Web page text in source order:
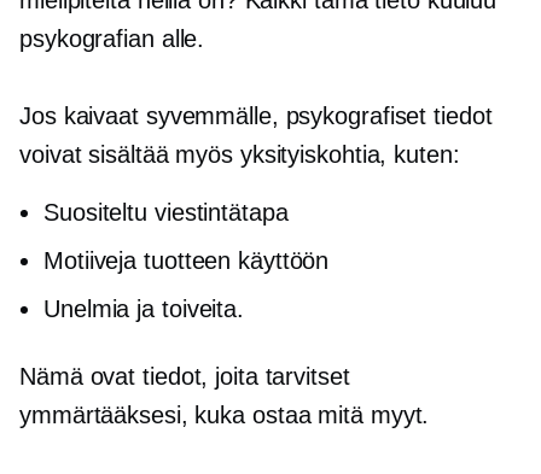
psykografian alle.
Jos kaivaat syvemmälle, psykografiset tiedot
voivat sisältää myös yksityiskohtia, kuten:
Suositeltu viestintätapa
Motiiveja tuotteen käyttöön
Unelmia ja toiveita.
Nämä ovat tiedot, joita tarvitset
ymmärtääksesi, kuka ostaa mitä myyt.